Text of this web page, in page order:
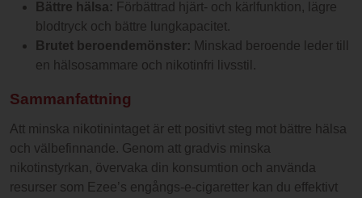
Bättre hälsa: Förbättrad hjärt- och kärlfunktion, lägre
blodtryck och bättre lungkapacitet.
Brutet beroendemönster: Minskad beroende leder till
en hälsosammare och nikotinfri livsstil.
Sammanfattning
Att minska nikotinintaget är ett positivt steg mot bättre hälsa
och välbefinnande. Genom att gradvis minska
nikotinstyrkan, övervaka din konsumtion och använda
resurser som Ezee’s engångs-e-cigaretter kan du effektivt